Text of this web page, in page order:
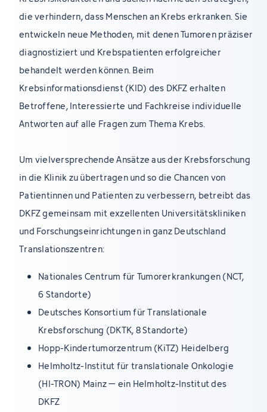
die verhindern, dass Menschen an Krebs erkranken. Sie
entwickeln neue Methoden, mit denen Tumoren präziser
diagnostiziert und Krebspatienten erfolgreicher
behandelt werden können. Beim
Krebsinformationsdienst (KID) des DKFZ erhalten
Betroffene, Interessierte und Fachkreise individuelle
Antworten auf alle Fragen zum Thema Krebs.
Um vielversprechende Ansätze aus der Krebsforschung
in die Klinik zu übertragen und so die Chancen von
Patientinnen und Patienten zu verbessern, betreibt das
DKFZ gemeinsam mit exzellenten Universitätskliniken
und Forschungseinrichtungen in ganz Deutschland
Translationszentren:
Nationales Centrum für Tumorerkrankungen (NCT,
6 Standorte)
Deutsches Konsortium für Translationale
Krebsforschung (DKTK, 8 Standorte)
Hopp-Kindertumorzentrum (KiTZ) Heidelberg
Helmholtz-Institut für translationale Onkologie
(HI-TRON) Mainz – ein Helmholtz-Institut des
DKFZ